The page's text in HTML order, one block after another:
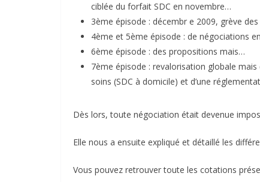
ciblée du forfait SDC en novembre…
3ème épisode : décembr e 2009, grève
4ème et 5ème épisode : de négociations
6ème épisode : des propositions mais…
7ème épisode : revalorisation globale
soins (SDC à domicile) et d’une
Dès lors, toute négociation était devenue
Elle nous a ensuite expliqué et détaillé les
Vous pouvez retrouver toute les cotations